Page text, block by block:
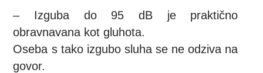
– Izguba do 95 dB je praktično
obravnavana kot gluhota.
Oseba s tako izgubo sluha se ne odziva na
govor.